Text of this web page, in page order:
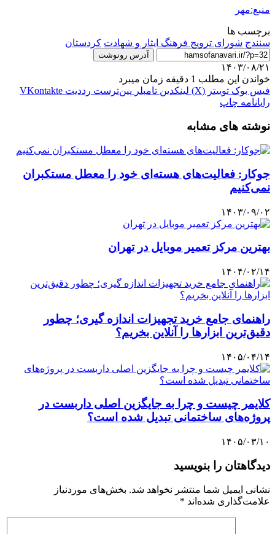
منبع:مهر
برچسب ها
سنندج شورای ترویج فرهنگ ایثار و شهادت کردستان
آدرس رونوشت
۱۴۰۳/۰۸/۲۱
خواندن این مطلب 1 دقیقه زمان میبرد
فیس بوک توییتر (X) لینکدین ‫تامبلر ‫پین‌ترست ‫رددیت ‫VKontakte
رایانامه چاپ
نوشته های مشابه
جوکار: فعالیت‌های هسته‌ای خود را معطل مستکبران
نمی‌کنیم
۱۴۰۳/۰۹/۰۲
بهترین مرکز تعمیر موبایل در تهران
۱۴۰۴/۰۲/۱۴
راهنمای جامع خرید تجهیزات اندازه گیری؛ چطور
دقیق‌ترین ابزارها را آنلاین بخریم؟
۱۴۰۵/۰۴/۱۴
کلایمر چیست و چرا به جایگزین اصلی داربست در
پروژه‌های ساختمانی تبدیل شده است؟
۱۴۰۵/۰۳/۱۰
دیدگاهتان را بنویسید
نشانی ایمیل شما منتشر نخواهد شد. بخش‌های موردنیاز
علامت‌گذاری شده‌اند *